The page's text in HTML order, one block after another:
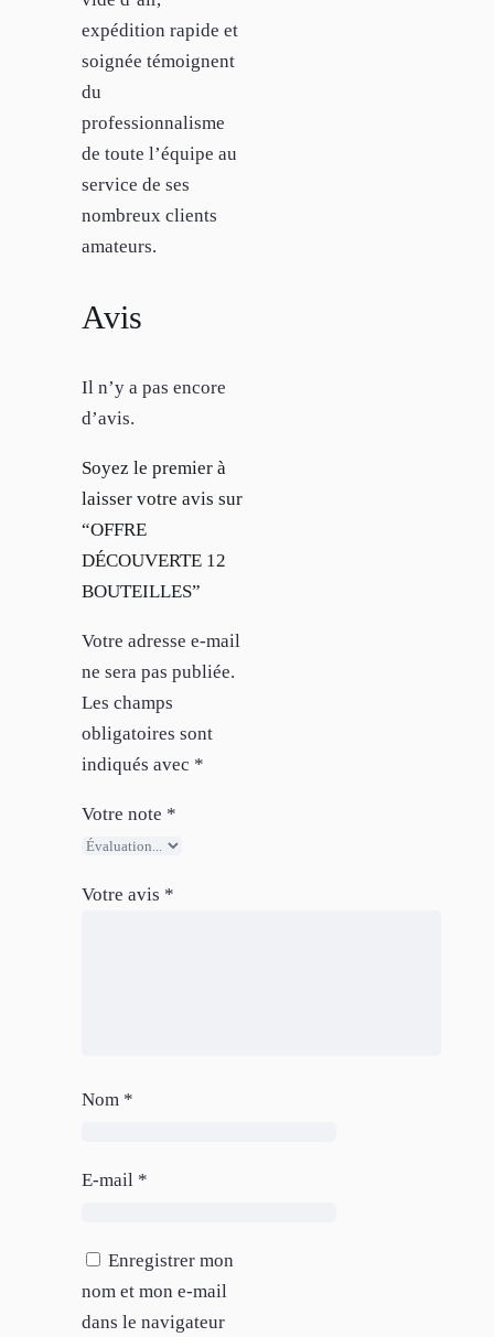
expédition rapide et
soignée témoignent
du
professionnalisme
de toute l’équipe au
service de ses
nombreux clients
amateurs.
Avis
Il n’y a pas encore
d’avis.
Soyez le premier à
laisser votre avis sur
“OFFRE
DÉCOUVERTE 12
BOUTEILLES”
Votre adresse e-mail
ne sera pas publiée.
Les champs
obligatoires sont
indiqués avec *
Votre note *
Votre avis *
Nom *
E-mail *
Enregistrer mon
nom et mon e-mail
dans le navigateur